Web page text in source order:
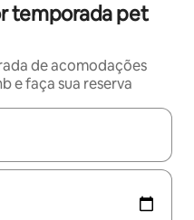
temporada pet
de acomodações
e faça sua reserva
disponíveis, explore-os